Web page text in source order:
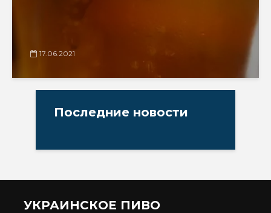
17.06.2021
Последние новости
УКРАИНСКОЕ ПИВО